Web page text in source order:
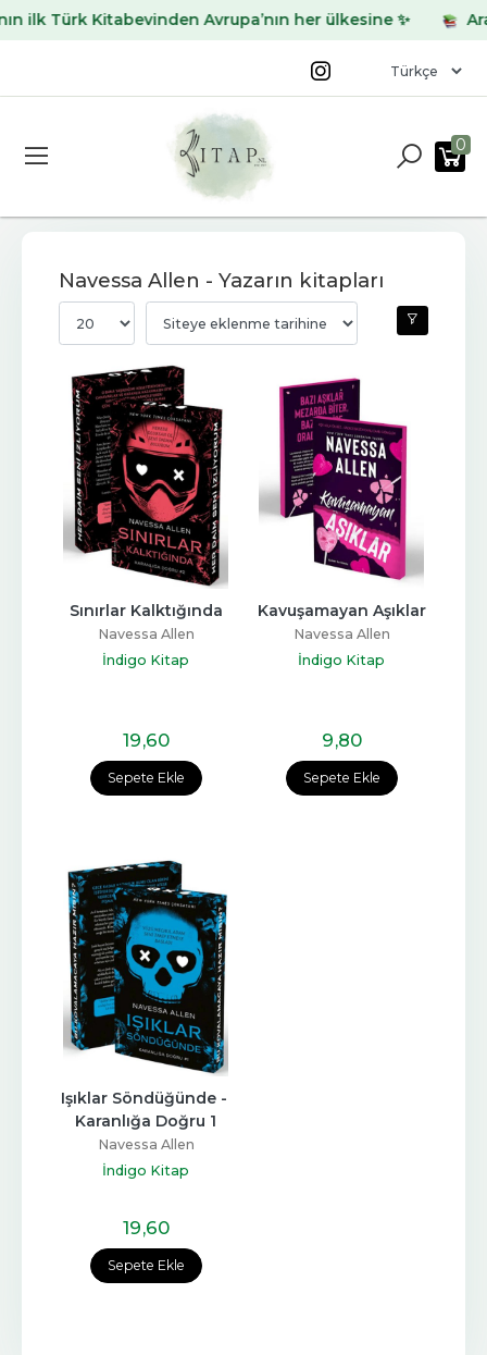
Türk Kitabevinden Avrupa’nın her ülkesine ✨
0
Navessa Allen - Yazarın kitapları
Sepete Ekle
Sınırlar Kalktığında
Navessa Allen
İndigo Kitap
19,60
Sepete Ekle
Kavuşamayan Aşıklar
Navessa Allen
İndigo Kitap
9,80
Sepete Ekle
Işıklar Söndüğünde -
Karanlığa Doğru 1
Navessa Allen
İndigo Kitap
19,60